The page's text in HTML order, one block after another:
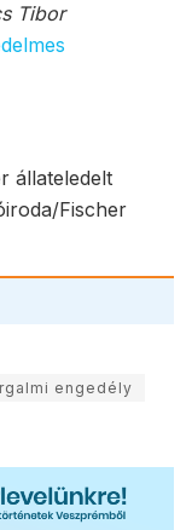
Tibor
állateledelt
Fischer
engedély